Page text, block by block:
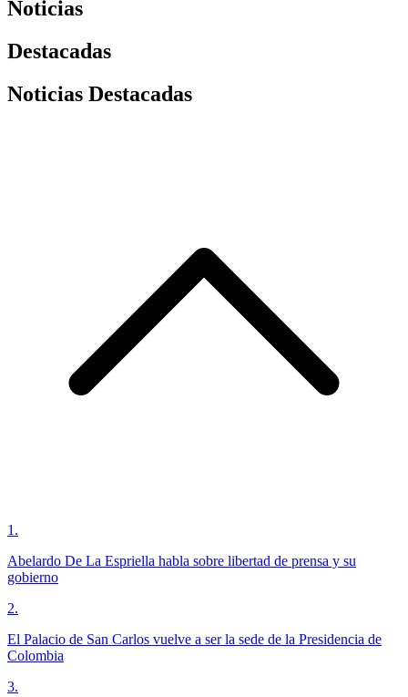
Noticias
Destacadas
Noticias Destacadas
1 .
Abelardo De La Espriella habla sobre libertad de prensa y su
gobierno
2.
El Palacio de San Carlos vuelve a ser la sede de la Presidencia de
Colombia
3.